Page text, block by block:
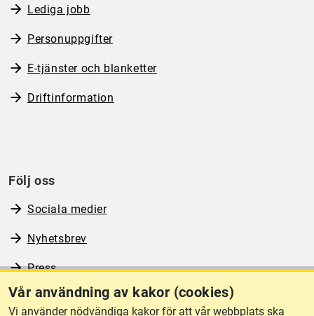
Vår användning av kakor (cookies)
Vi använder nödvändiga kakor för att vår webbplats ska
Lediga jobb
Personuppgifter
E-tjänster och blanketter
Driftinformation
Följ oss
Sociala medier
Nyhetsbrev
Press
RSS